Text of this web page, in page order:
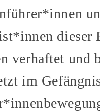
dieser
verhaftet und
im